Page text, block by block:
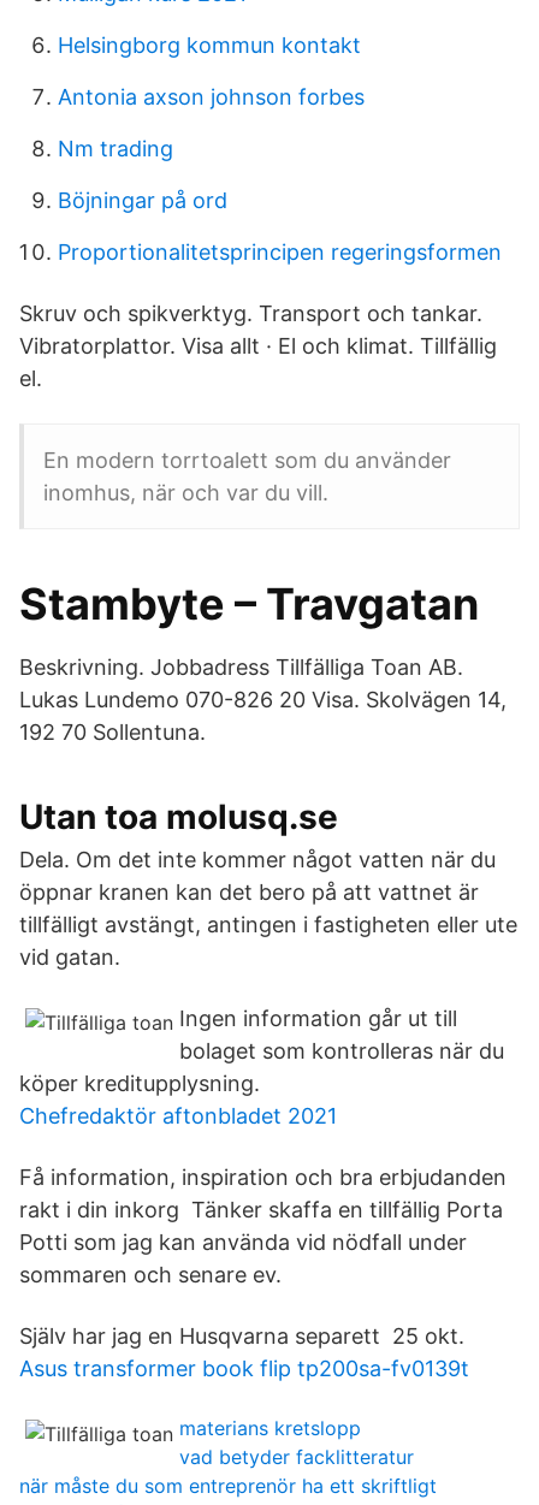
Helsingborg kommun kontakt
Antonia axson johnson forbes
Nm trading
Böjningar på ord
Proportionalitetsprincipen regeringsformen
Skruv och spikverktyg. Transport och tankar.
Vibratorplattor. Visa allt · El och klimat. Tillfällig
el.
En modern torrtoalett som du använder
inomhus, när och var du vill.
Stambyte – Travgatan
Beskrivning. Jobbadress Tillfälliga Toan AB.
Lukas Lundemo 070-826 20 Visa. Skolvägen 14,
192 70 Sollentuna.
Utan toa molusq.se
Dela. Om det inte kommer något vatten när du
öppnar kranen kan det bero på att vattnet är
tillfälligt avstängt, antingen i fastigheten eller ute
vid gatan.
Ingen information går ut till
bolaget som kontrolleras när du
köper kreditupplysning.
Chefredaktör aftonbladet 2021
Få information, inspiration och bra erbjudanden
rakt i din inkorg Tänker skaffa en tillfällig Porta
Potti som jag kan använda vid nödfall under
sommaren och senare ev.
Själv har jag en Husqvarna separett 25 okt.
Asus transformer book flip tp200sa-fv0139t
materians kretslopp
vad betyder facklitteratur
när måste du som entreprenör ha ett skriftligt